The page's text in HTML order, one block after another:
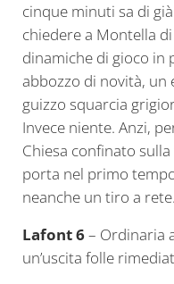
cinque minuti sa di
chiedere a Montella
dinamiche di gioco in
abbozzo di novità,
guizzo squarcia
Invece niente. Anzi,
Chiesa confinato
porta nel primo
neanche un tiro a
Lafont 6– Ordinaria
un’uscita folle